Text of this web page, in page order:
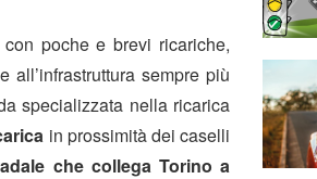
poche e brevi ricariche,
sempre più
specializzata nella ricarica
in prossimità dei caselli
che collega Torino a